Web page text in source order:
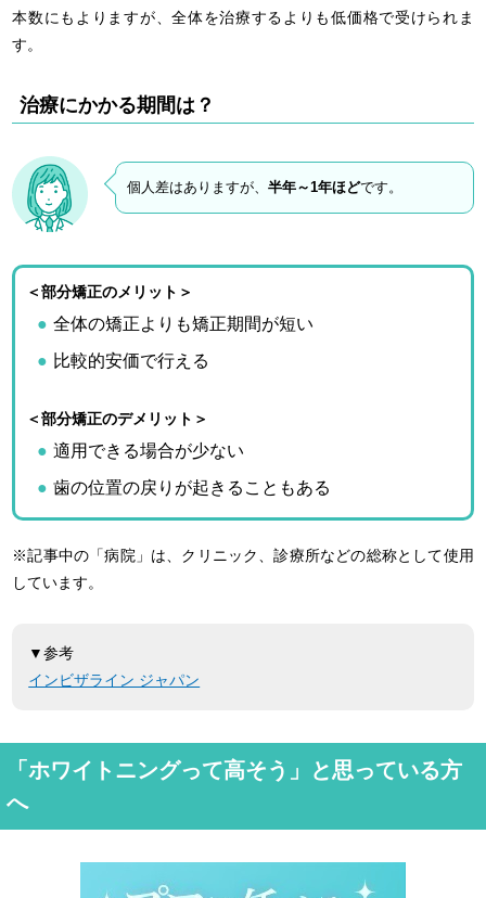
本数にもよりますが、全体を治療するよりも低価格で受けられま
す。
治療にかかる期間は？
個人差はありますが、半年～1年ほどです。
＜部分矯正のメリット＞
全体の矯正よりも矯正期間が短い
比較的安価で行える
＜部分矯正のデメリット＞
適用できる場合が少ない
歯の位置の戻りが起きることもある
※記事中の「病院」は、クリニック、診療所などの総称として使用
しています。
▼参考
インビザライン ジャパン
「ホワイトニングって高そう」と思っている方
へ